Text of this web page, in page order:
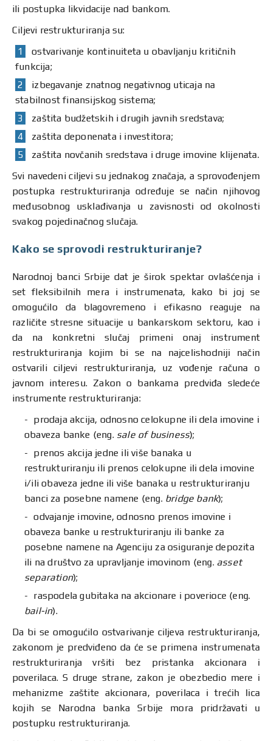
ili postupka likvidacije nad bankom.
Ciljevi restrukturiranja su:
ostvarivanje kontinuiteta u obavljanju kritičnih
funkcija;
izbegavanje znatnog negativnog uticaja na
stabilnost finansijskog sistema;
zaštita budžetskih i drugih javnih sredstava;
zaštita deponenata i investitora;
zaštita novčanih sredstava i druge imovine klijenata.
Svi navedeni ciljevi su jednakog značaja, a sprovođenjem
postupka restrukturiranja određuje se način njihovog
međusobnog usklađivanja u zavisnosti od okolnosti
svakog pojedinačnog slučaja.
Kako se sprovodi restrukturiranje?
Narodnoj banci Srbije dat je širok spektar ovlašćenja i
set fleksibilnih mera i instrumenata, kako bi joj se
omogućilo da blagovremeno i efikasno reaguje na
različite stresne situacije u bankarskom sektoru, kao i
da na konkretni slučaj primeni onaj instrument
restrukturiranja kojim bi se na najcelishodniji način
ostvarili ciljevi restrukturiranja, uz vođenje računa o
javnom interesu. Zakon o bankama predviđa sledeće
instrumente restrukturiranja:
prodaja akcija, odnosno celokupne ili dela imovine i
obaveza banke (eng. sale of business);
prenos akcija jedne ili više banaka u
restrukturiranju ili prenos celokupne ili dela imovine
i/ili obaveza jedne ili više banaka u restrukturiranju
banci za posebne namene (eng. bridge bank);
odvajanje imovine, odnosno prenos imovine i
obaveza banke u restrukturiranju ili banke za
posebne namene na Agenciju za osiguranje depozita
ili na društvo za upravljanje imovinom (eng. asset
separation);
raspodela gubitaka na akcionare i poverioce (eng.
bail-in).
Da bi se omogućilo ostvarivanje ciljeva restrukturiranja,
zakonom je predviđeno da će se primena instrumenata
restrukturiranja vršiti bez pristanka akcionara i
poverilaca. S druge strane, zakon je obezbedio mere i
mehanizme zaštite akcionara, poverilaca i trećih lica
kojih se Narodna banka Srbije mora pridržavati u
postupku restrukturiranja.